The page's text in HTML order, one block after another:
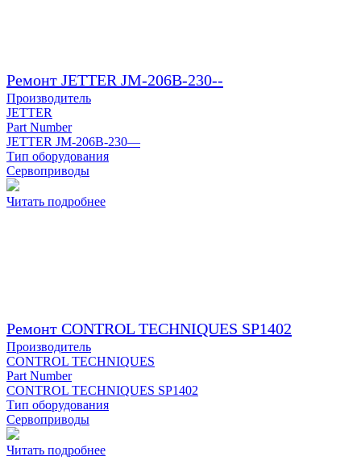
Ремонт JETTER JM-206B-230--
Производитель
JETTER
Part Number
JETTER JM-206B-230—
Тип оборудования
Сервоприводы
Читать подробнее
Ремонт CONTROL TECHNIQUES SP1402
Производитель
CONTROL TECHNIQUES
Part Number
CONTROL TECHNIQUES SP1402
Тип оборудования
Сервоприводы
Читать подробнее